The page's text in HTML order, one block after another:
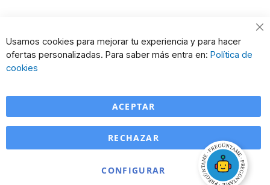
Usamos cookies para mejorar tu experiencia y para hacer
ofertas personalizadas. Para saber más entra en: Política de
cookies
ACEPTAR
CONFIGURAR
RECHAZAR